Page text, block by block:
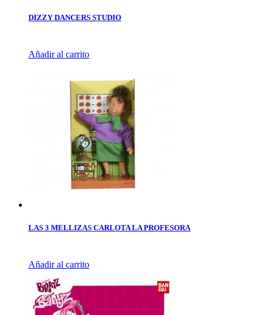
DIZZY DANCERS STUDIO
Añadir al carrito
LAS 3 MELLIZAS CARLOTA LA PROFESORA
Añadir al carrito